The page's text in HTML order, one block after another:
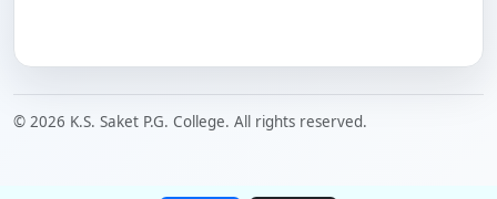
© 2026 K.S. Saket P.G. College. All rights reserved.